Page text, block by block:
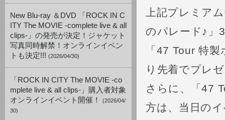
New Blu-ray ＆DVD 「ROCK IN C
ITY The MOVIE -complete live & all
clips-」の発売が決定！ジャケット
写真同時解禁！オンラインイベン
トも決定!!! (2026/04/30)
「ROCK IN CITY The MOVIE -co
mplete live & all clips-」購入者対象
オンラインイベント開催！
(2026/04/
30)
上記プレミア
のパレード♪」
「47 Tour 特
り先着でプレ
さらに、「47
方は、当日の